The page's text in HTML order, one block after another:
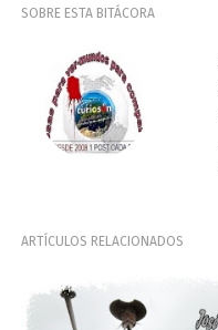
SOBRE ESTA BITÁCORA
ARTÍCULOS RELACIONADOS